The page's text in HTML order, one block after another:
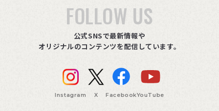
FOLLOW US
公式SNSで最新情報や
オリジナルのコンテンツを配信しています。
Instagram X FacebookYouTube